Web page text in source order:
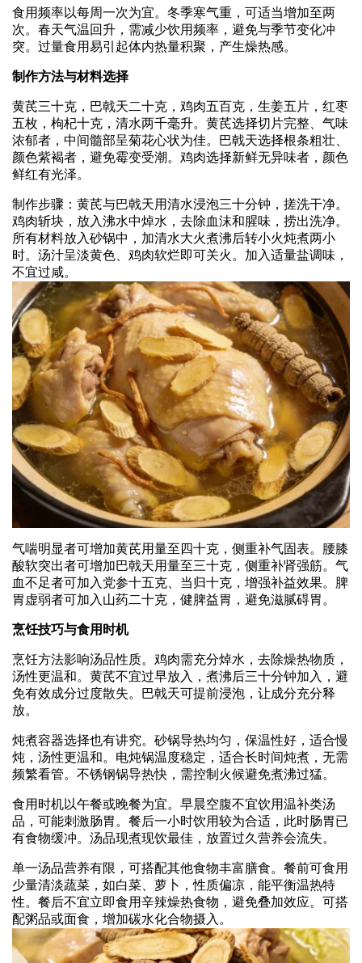
食用频率以每周一次为宜。冬季寒气重，可适当增加至两
次。春天气温回升，需减少饮用频率，避免与季节变化冲
突。过量食用易引起体内热量积聚，产生燥热感。
制作方法与材料选择
黄芪三十克，巴戟天二十克，鸡肉五百克，生姜五片，红枣
五枚，枸杞十克，清水两千毫升。黄芪选择切片完整、气味
浓郁者，中间髓部呈菊花心状为佳。巴戟天选择根条粗壮、
颜色紫褐者，避免霉变受潮。鸡肉选择新鲜无异味者，颜色
鲜红有光泽。
制作步骤：黄芪与巴戟天用清水浸泡三十分钟，搓洗干净。
鸡肉斩块，放入沸水中焯水，去除血沫和腥味，捞出洗净。
所有材料放入砂锅中，加清水大火煮沸后转小火炖煮两小
时。汤汁呈淡黄色、鸡肉软烂即可关火。加入适量盐调味，
不宜过咸。
气喘明显者可增加黄芪用量至四十克，侧重补气固表。腰膝
酸软突出者可增加巴戟天用量至三十克，侧重补肾强筋。气
血不足者可加入党参十五克、当归十克，增强补益效果。脾
胃虚弱者可加入山药二十克，健脾益胃，避免滋腻碍胃。
烹饪技巧与食用时机
烹饪方法影响汤品性质。鸡肉需充分焯水，去除燥热物质，
汤性更温和。黄芪不宜过早放入，煮沸后三十分钟加入，避
免有效成分过度散失。巴戟天可提前浸泡，让成分充分释
放。
炖煮容器选择也有讲究。砂锅导热均匀，保温性好，适合慢
炖，汤性更温和。电炖锅温度稳定，适合长时间炖煮，无需
频繁看管。不锈钢锅导热快，需控制火候避免煮沸过猛。
食用时机以午餐或晚餐为宜。早晨空腹不宜饮用温补类汤
品，可能刺激肠胃。餐后一小时饮用较为合适，此时肠胃已
有食物缓冲。汤品现煮现饮最佳，放置过久营养会流失。
单一汤品营养有限，可搭配其他食物丰富膳食。餐前可食用
少量清淡蔬菜，如白菜、萝卜，性质偏凉，能平衡温热特
性。餐后不宜立即食用辛辣燥热食物，避免叠加效应。可搭
配粥品或面食，增加碳水化合物摄入。